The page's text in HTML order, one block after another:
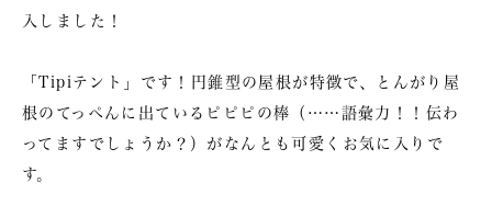
入しました！
「Tipiテント」 です！円錐型の屋根が特徴で、とんがり屋
根のてっぺんに出ているピピピの棒（……語彙力！！伝わ
ってますでしょうか？）がなんとも可愛くお気に入りで
す。